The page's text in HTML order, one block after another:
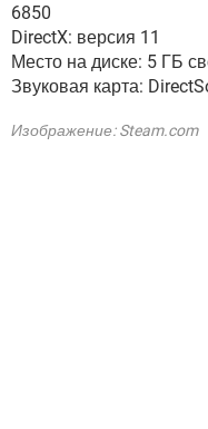
6850
DirectX: версия 11
Место на диске: 5 ГБ
Звуковая карта:
Изображение: Steam.com